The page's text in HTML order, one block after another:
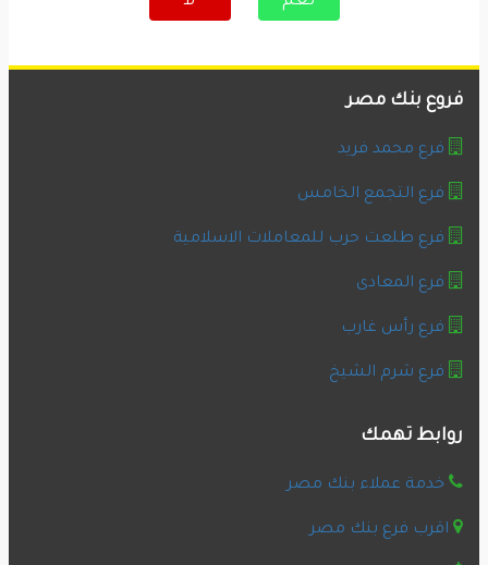
فروع بنك مصر
فرع محمد فريد
فرع التجمع الخامس
فرع طلعت حرب للمعاملات الاسلامية
فرع المعادى
فرع رأس غارب
فرع شرم الشيخ
روابط تهمك
خدمة عملاء بنك مصر
اقرب فرع بنك مصر